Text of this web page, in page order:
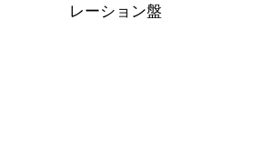
レーション盤